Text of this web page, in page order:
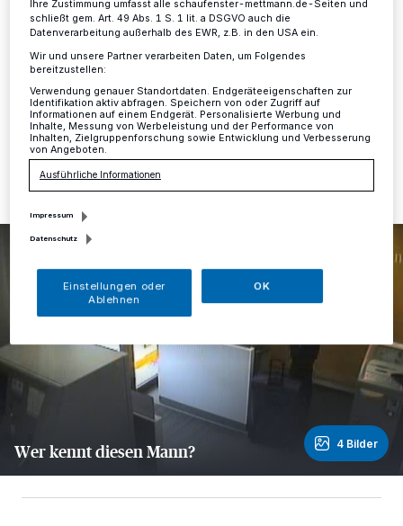
Mettmann·Bereits am Samstag, 14. Mai, kam es in
einer Bankfiliale an der Breitestraße in Mettmann zu
einem besonders schweren Fall des Diebstahls.
13.06.2016 , 13:57 Uhr Eine Minute Lesezeit
Wer kennt diesen Mann? 4 Bilder
Ihre Zustimmung umfasst alle schaufenster-mettmann.de-Seiten und
schließt gem. Art. 49 Abs. 1 S. 1 lit. a DSGVO auch die
Datenverarbeitung außerhalb des EWR, z.B. in den USA ein.
Wir und unsere Partner verarbeiten Daten, um Folgendes
bereitzustellen:
Verwendung genauer Standortdaten. Endgeräteeigenschaften zur
Identifikation aktiv abfragen. Speichern von oder Zugriff auf
Informationen auf einem Endgerät. Personalisierte Werbung und
Inhalte, Messung von Werbeleistung und der Performance von
Inhalten, Zielgruppenforschung sowie Entwicklung und Verbesserung
von Angeboten.
Ausführliche Informationen
Impressum
Datenschutz
Einstellungen oder
Ablehnen
OK